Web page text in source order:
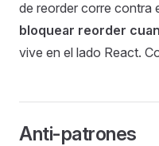
de reorder corre contra
bloquear reorder
vive en el lado React.
Anti-patrones